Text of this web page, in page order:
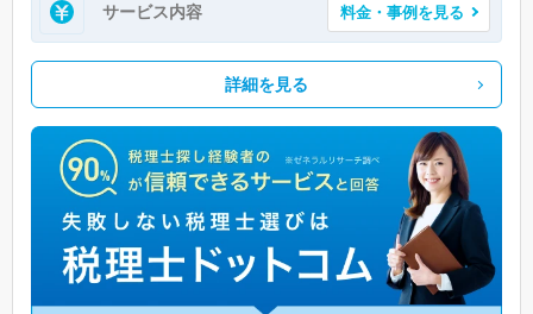
サービス内容 料金・事例を見る
詳細を見る